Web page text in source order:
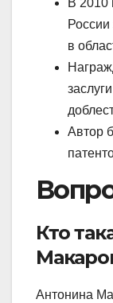
в
Автор
Кто
Антонина